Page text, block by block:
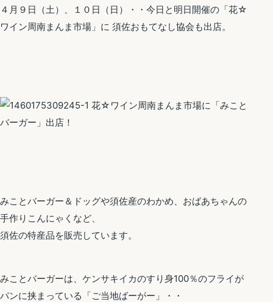
４月９日（土）、１０日（日）・・今日と明日開催の「花☆
ワイン周南まんま市場」に 須佐おもてなし協会も出店。
みことバーガー＆ドッグや須佐産のわかめ、おばあちゃんの
手作りこんにゃくなど、
須佐の特産品を販売しています。
みことバーガーは、ケンサキイカのすり身100％のフライが
パンに挟まっている「ご当地ばーがー」・・